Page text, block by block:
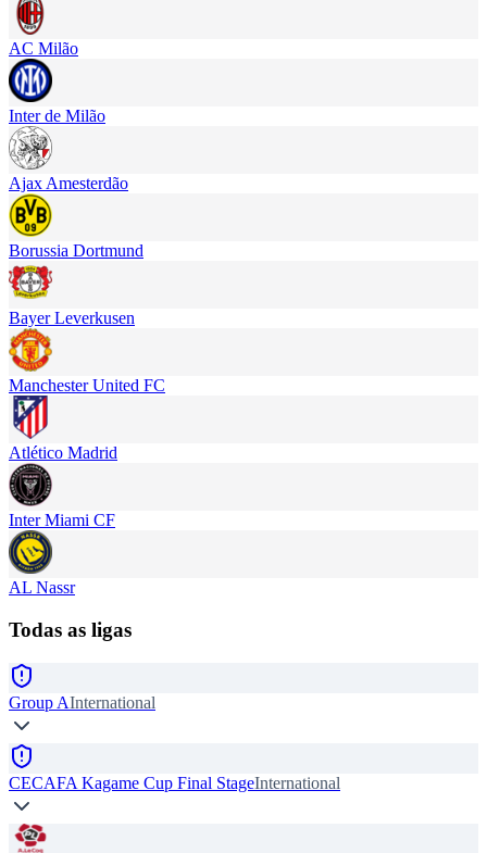
AC Milão
Inter de Milão
Ajax Amesterdão
Borussia Dortmund
Bayer Leverkusen
Manchester United FC
Atlético Madrid
Inter Miami CF
AL Nassr
Todas as ligas
Group AInternational
CECAFA Kagame Cup Final StageInternational